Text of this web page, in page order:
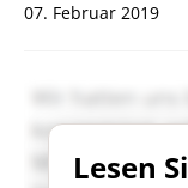
07. Februar 2019
Lesen